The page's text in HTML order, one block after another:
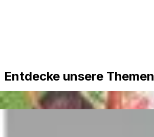
Entdecke unsere Themen